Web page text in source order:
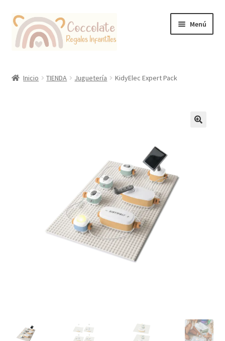
Ir
la
Ir
contenido
Menú
Inicio TIENDA Juguetería KidyElec Expert Pack